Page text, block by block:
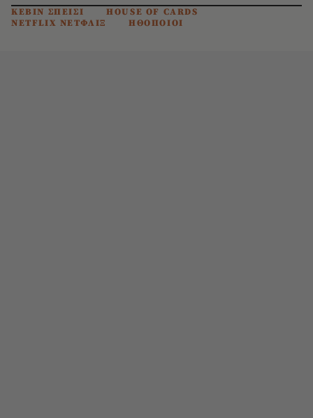
ΚΕΒΙΝ ΣΠΕΙΣΙ
HOUSE OF CARDS
NETFLIX ΝΕΤΦΛΙΞ
ΗΘΟΠΟΙΟΙ